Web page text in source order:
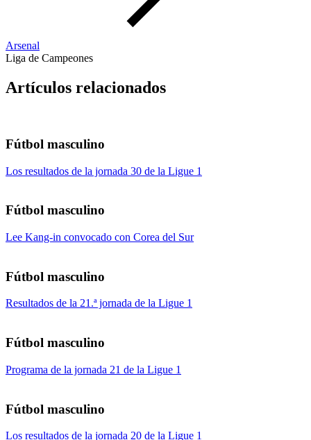
Arsenal
Liga de Campeones
Artículos relacionados
Fútbol masculino
Los resultados de la jornada 30 de la Ligue 1
Fútbol masculino
Lee Kang-in convocado con Corea del Sur
Fútbol masculino
Resultados de la 21.ª jornada de la Ligue 1
Fútbol masculino
Programa de la jornada 21 de la Ligue 1
Fútbol masculino
Los resultados de la jornada 20 de la Ligue 1